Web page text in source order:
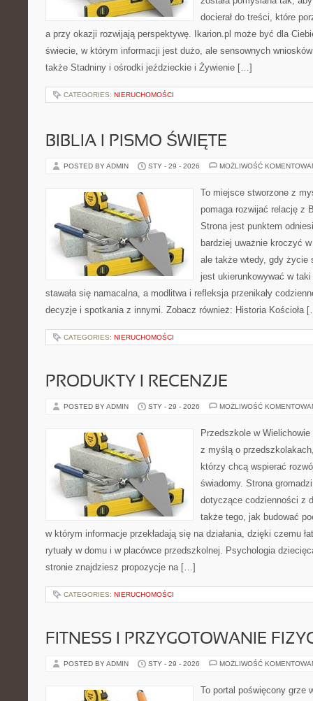
docierał do treści, które
a przy okazji rozwijają perspektywę. Ikarion.pl może być dla
świecie, w którym informacji jest dużo, ale sensownych
także Stadniny i ośrodki jeździeckie i Żywienie […]
CATEGORIES: NIERUCHOMOŚCI
BIBLIA I PISMO ŚWIĘTE
POSTED BY ADMIN STY - 29 - 2026 MOŻLIWOŚĆ
To miejsce stworzone z
pomaga rozwijać relację z
Strona jest punktem
bardziej uważnie kroczyć
ale także wtedy, gdy życie
jest ukierunkowywać w
stawała się namacalna, a modlitwa i refleksja przenikały
decyzje i spotkania z innymi. Zobacz również: Historia Kościoła
CATEGORIES: NIERUCHOMOŚCI
PRODUKTY I RECENZJE
POSTED BY ADMIN STY - 29 - 2026 MOŻLIWOŚĆ
Przedszkole w
z myślą o
którzy chcą wspierać
świadomy. Strona
dotyczące codzienności z
także tego, jak budować
w którym informacje przekładają się na działania, dzięki czemu
rytuały w domu i w placówce przedszkolnej. Psychologia
stronie znajdziesz propozycje na […]
CATEGORIES: NIERUCHOMOŚCI
FITNESS I PRZYGOTOWANIE
POSTED BY ADMIN STY - 29 - 2026 MOŻLIWOŚĆ
To portal poświęcony grze